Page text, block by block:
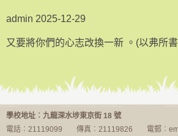
admin 2025-12-29
又要將你們的心志改換一新 。(以弗所
每週金句29/12/2025-16/1/2026
學校地址︰九龍深水埗東京街 18 號
電話︰21119099
傳真︰21119826 電郵